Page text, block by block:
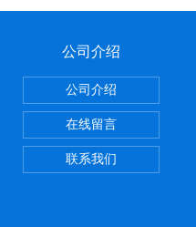
公司介绍
公司介绍
在线留言
联系我们